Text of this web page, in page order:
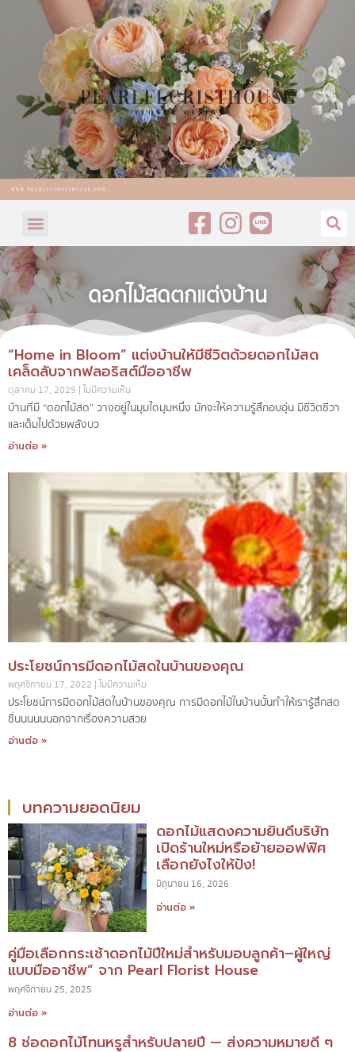
ดอกไม้สดตกแต่งบ้าน
“Home in Bloom” แต่งบ้านให้มีชีวิตด้วยดอกไม้สด
เคล็ดลับจากฟลอริสต์มืออาชีพ
ตุลาคม 17, 2025 ไม่มีความเห็น
บ้านที่มี “ดอกไม้สด” วางอยู่ในมุมใดมุมหนึ่ง มักจะให้ความรู้สึกอบอุ่น มีชีวิตชีวา
และเต็มไปด้วยพลังบว
อ่านต่อ »
ประโยชน์การมีดอกไม้สดในบ้านของคุณ
พฤศจิกายน 17, 2022 ไม่มีความเห็น
ประโยชน์การมีดอกไม้สดในบ้านของคุณ การมีดอกไม้ในบ้านนั้นทำให้เรารู้สึกสด
ชื่นนนนน นอกจากเรื่องความสวย
อ่านต่อ »
บทความยอดนิยม
ดอกไม้แสดงความยินดีบริษัท
เปิดร้านใหม่หรือย้ายออฟฟิศ
เลือกยังไงให้ปัง!
มิถุนายน 16, 2026
อ่านต่อ »
คู่มือเลือกกระเช้าดอกไม้ปีใหม่สำหรับมอบลูกค้า–ผู้ใหญ่
แบบมืออาชีพ” จาก Pearl Florist House
พฤศจิกายน 25, 2025
อ่านต่อ »
8 ช่อดอกไม้โทนหรูสำหรับปลายปี — ส่งความหมายดี ๆ